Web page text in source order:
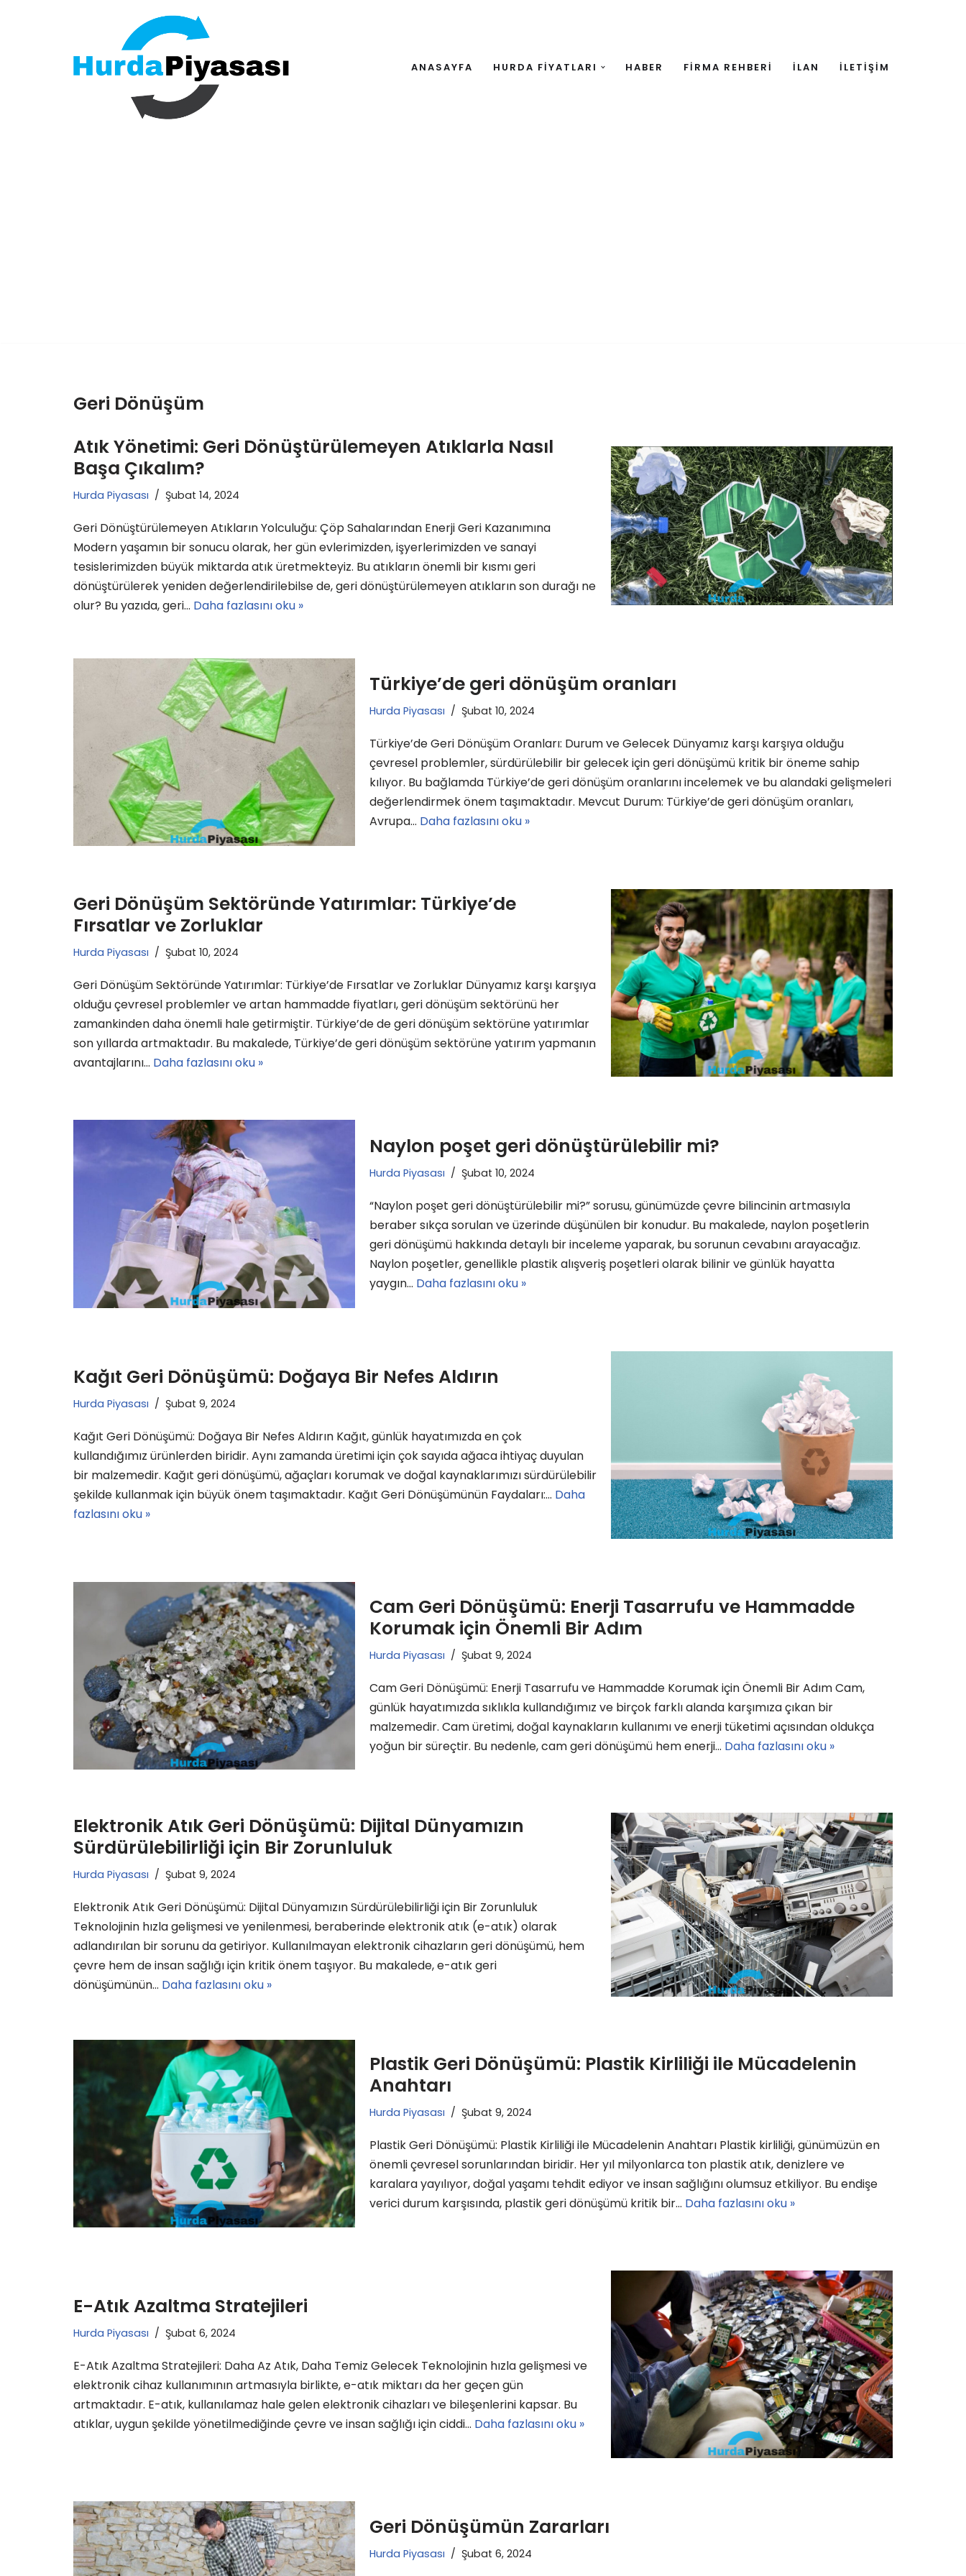
ANASAYFA HURDA FİYATLARI HABER FİRMA REHBERİ İLAN İLETİŞİM
Geri Dönüşüm
Atık Yönetimi: Geri Dönüştürülemeyen Atıklarla Nasıl
Başa Çıkalım?
Hurda Piyasası Şubat 14, 2024
Geri Dönüştürülemeyen Atıkların Yolculuğu: Çöp Sahalarından Enerji Geri Kazanımına
Modern yaşamın bir sonucu olarak, her gün evlerimizden, işyerlerimizden ve sanayi
tesislerimizden büyük miktarda atık üretmekteyiz. Bu atıkların önemli bir kısmı geri
dönüştürülerek yeniden değerlendirilebilse de, geri dönüştürülemeyen atıkların son durağı ne
olur? Bu yazıda, geri… Daha fazlasını oku »
Türkiye’de geri dönüşüm oranları
Hurda Piyasası Şubat 10, 2024
Türkiye’de Geri Dönüşüm Oranları: Durum ve Gelecek Dünyamız karşı karşıya olduğu
çevresel problemler, sürdürülebilir bir gelecek için geri dönüşümü kritik bir öneme sahip
kılıyor. Bu bağlamda Türkiye’de geri dönüşüm oranlarını incelemek ve bu alandaki gelişmeleri
değerlendirmek önem taşımaktadır. Mevcut Durum: Türkiye’de geri dönüşüm oranları,
Avrupa… Daha fazlasını oku »
Geri Dönüşüm Sektöründe Yatırımlar: Türkiye’de
Fırsatlar ve Zorluklar
Hurda Piyasası Şubat 10, 2024
Geri Dönüşüm Sektöründe Yatırımlar: Türkiye’de Fırsatlar ve Zorluklar Dünyamız karşı karşıya
olduğu çevresel problemler ve artan hammadde fiyatları, geri dönüşüm sektörünü her
zamankinden daha önemli hale getirmiştir. Türkiye’de de geri dönüşüm sektörüne yatırımlar
son yıllarda artmaktadır. Bu makalede, Türkiye’de geri dönüşüm sektörüne yatırım yapmanın
avantajlarını… Daha fazlasını oku »
Naylon poşet geri dönüştürülebilir mi?
Hurda Piyasası Şubat 10, 2024
“Naylon poşet geri dönüştürülebilir mi?” sorusu, günümüzde çevre bilincinin artmasıyla
beraber sıkça sorulan ve üzerinde düşünülen bir konudur. Bu makalede, naylon poşetlerin
geri dönüşümü hakkında detaylı bir inceleme yaparak, bu sorunun cevabını arayacağız.
Naylon poşetler, genellikle plastik alışveriş poşetleri olarak bilinir ve günlük hayatta
yaygın… Daha fazlasını oku »
Kağıt Geri Dönüşümü: Doğaya Bir Nefes Aldırın
Hurda Piyasası Şubat 9, 2024
Kağıt Geri Dönüşümü: Doğaya Bir Nefes Aldırın Kağıt, günlük hayatımızda en çok
kullandığımız ürünlerden biridir. Aynı zamanda üretimi için çok sayıda ağaca ihtiyaç duyulan
bir malzemedir. Kağıt geri dönüşümü, ağaçları korumak ve doğal kaynaklarımızı sürdürülebilir
şekilde kullanmak için büyük önem taşımaktadır. Kağıt Geri Dönüşümünün Faydaları:… Daha
fazlasını oku »
Cam Geri Dönüşümü: Enerji Tasarrufu ve Hammadde
Korumak için Önemli Bir Adım
Hurda Piyasası Şubat 9, 2024
Cam Geri Dönüşümü: Enerji Tasarrufu ve Hammadde Korumak için Önemli Bir Adım Cam,
günlük hayatımızda sıklıkla kullandığımız ve birçok farklı alanda karşımıza çıkan bir
malzemedir. Cam üretimi, doğal kaynakların kullanımı ve enerji tüketimi açısından oldukça
yoğun bir süreçtir. Bu nedenle, cam geri dönüşümü hem enerji… Daha fazlasını oku »
Elektronik Atık Geri Dönüşümü: Dijital Dünyamızın
Sürdürülebilirliği için Bir Zorunluluk
Hurda Piyasası Şubat 9, 2024
Elektronik Atık Geri Dönüşümü: Dijital Dünyamızın Sürdürülebilirliği için Bir Zorunluluk
Teknolojinin hızla gelişmesi ve yenilenmesi, beraberinde elektronik atık (e-atık) olarak
adlandırılan bir sorunu da getiriyor. Kullanılmayan elektronik cihazların geri dönüşümü, hem
çevre hem de insan sağlığı için kritik önem taşıyor. Bu makalede, e-atık geri
dönüşümünün… Daha fazlasını oku »
Plastik Geri Dönüşümü: Plastik Kirliliği ile Mücadelenin
Anahtarı
Hurda Piyasası Şubat 9, 2024
Plastik Geri Dönüşümü: Plastik Kirliliği ile Mücadelenin Anahtarı Plastik kirliliği, günümüzün en
önemli çevresel sorunlarından biridir. Her yıl milyonlarca ton plastik atık, denizlere ve
karalara yayılıyor, doğal yaşamı tehdit ediyor ve insan sağlığını olumsuz etkiliyor. Bu endişe
verici durum karşısında, plastik geri dönüşümü kritik bir… Daha fazlasını oku »
E-Atık Azaltma Stratejileri
Hurda Piyasası Şubat 6, 2024
E-Atık Azaltma Stratejileri: Daha Az Atık, Daha Temiz Gelecek Teknolojinin hızla gelişmesi ve
elektronik cihaz kullanımının artmasıyla birlikte, e-atık miktarı da her geçen gün
artmaktadır. E-atık, kullanılamaz hale gelen elektronik cihazları ve bileşenlerini kapsar. Bu
atıklar, uygun şekilde yönetilmediğinde çevre ve insan sağlığı için ciddi… Daha fazlasını oku »
Geri Dönüşümün Zararları
Hurda Piyasası Şubat 6, 2024